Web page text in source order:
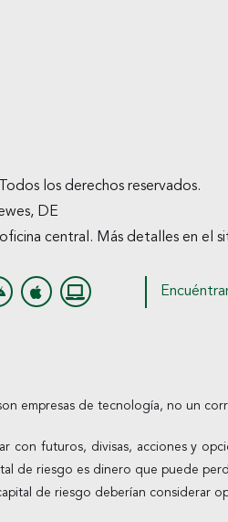
los derechos reservados.
DE
central. Más detalles en el
empresas de tecnología, no un
con futuros, divisas, acciones y
de riesgo es dinero que puede
de riesgo deberían considerar